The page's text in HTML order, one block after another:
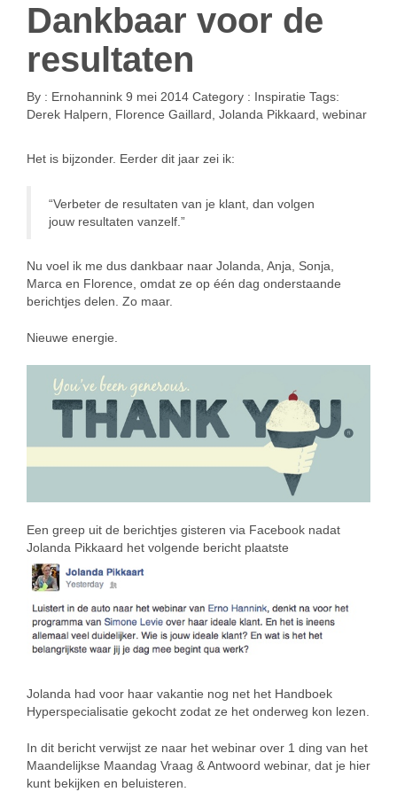
Dankbaar voor de
resultaten
By : Ernohannink 9 mei 2014 Category : Inspiratie Tags:
Derek Halpern
Florence Gaillard Jolanda Pikkaard webinar
Het is bijzonder. Eerder dit jaar zei ik:
“Verbeter de resultaten van je klant, dan volgen
jouw resultaten vanzelf.”
Nu voel ik me dus dankbaar naar Jolanda, Anja, Sonja,
Marca en Florence, omdat ze op één dag onderstaande
berichtjes delen. Zo maar.
Nieuwe energie.
Een greep uit de berichtjes gisteren via Facebook nadat
Jolanda Pikkaard het volgende bericht plaatste
Jolanda had voor haar vakantie nog net het Handboek
Hyperspecialisatie gekocht zodat ze het onderweg kon lezen.
In dit bericht verwijst ze naar het webinar over 1 ding van het
Maandelijkse Maandag Vraag & Antwoord webinar, dat je hier
kunt bekijken en beluisteren.